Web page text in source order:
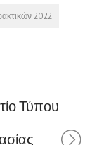
2022
Τύπου